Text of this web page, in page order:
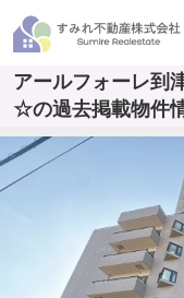
アールフォーレ到
☆の過去掲載物件